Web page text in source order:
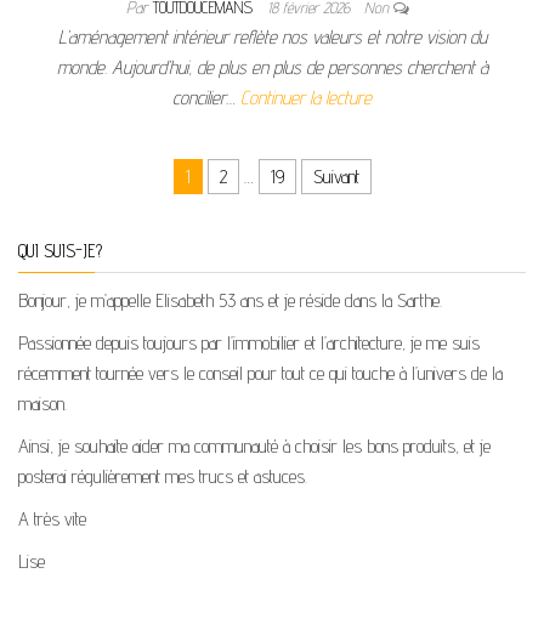
ParTOUTDOUCEMANS 18 février 2026 Non
L’aménagement intérieur reflète nos valeurs et notre vision du
monde. Aujourd’hui, de plus en plus de personnes cherchent à
concilier… Continuer la lecture
Pagination des publications
1 2 … 19 Suivant
QUI SUIS-JE?
Bonjour, je m’appelle Elisabeth 53 ans et je réside dans la Sarthe.
Passionnée depuis toujours par l’immobilier et l’architecture, je me suis
récemment tournée vers le conseil pour tout ce qui touche à l’univers de la
maison.
Ainsi, je souhaite aider ma communauté à choisir les bons produits, et je
posterai régulièrement mes trucs et astuces.
A très vite
Lise